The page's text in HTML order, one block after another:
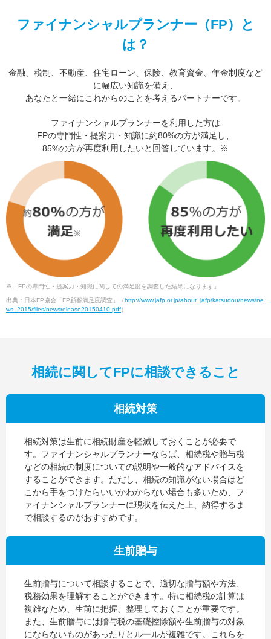
ファイナンシャルプランナー（FP）と
は？
金融、税制、不動産、住宅ローン、保険、教育資金、年金制度など
に幅広い知識を備え、
あなたと一緒にこれからのことを考えるパートナーです。
ファイナンシャルプランナーを利用した方は
FPの専門性・提案力・知識に約80%の方が満足し、
85%の方が再度利用したいと回答しています。※
※「FPの専門性・提案力・知識に関しての満足度を調査した結果になります」
出典：日本FP協会「FP顧客満足度調査」（http://www.jafp.or.jp/about_jafp/katsudou/news/ne
ws_2015/files/newsrelease20150410.pdf）
相続に関してFPに相談できること
相続対策
相続対策は生前に相続財産を軽減しておくことが必要で
す。ファイナンシャルプランナーならば、相続税や贈与税
などの相続の制度についての説明や一般的なアドバイスを
することができます。ただし、相続の知識がない場合はど
こから手をつけたらいいかわからない場合も多いため、フ
ァイナンシャルプランナーに現状を伝えた上、納得するま
で相談するのがおすすめです。
生前贈与
生前贈与について相談することで、適切な贈与額や方法、
税務効果を理解することができます。特に相続税の計算は
複雑なため、生前に把握、整理しておくことが重要です。
また、生前贈与には贈与税の基礎控除額や生前贈与の対象
にならないものがあったりとルールが複雑です。これらを